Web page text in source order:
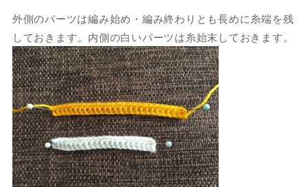
外側のパーツは編み始め・編み終わりとも長めに糸端を残
しておきます。内側の白いパーツは糸始末しておきます。